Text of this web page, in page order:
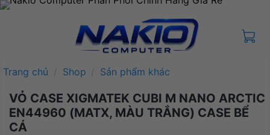
Bỏ
Trang chủ / Shop / Sản phẩm khác
VỎ CASE XIGMATEK CUBI M NANO ARCTIC
EN44960 (MATX, MÀU TRẮNG) CASE BỂ
CÁ